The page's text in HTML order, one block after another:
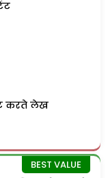
करते लेख